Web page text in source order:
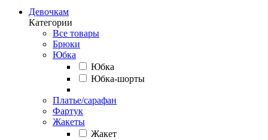
Девочкам
Категории
Все товары
Брюки
Юбка
Юбка
Юбка-шорты
Платье/сарафан
Фартук
Жакеты
Жакет